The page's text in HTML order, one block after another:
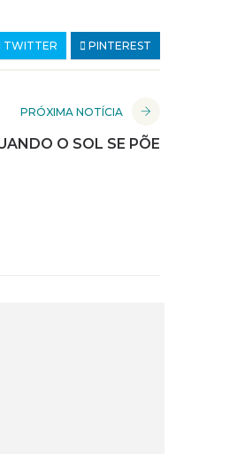
TWITTER PINTEREST
PRÓXIMA NOTÍCIA
O SOL SE PÕE